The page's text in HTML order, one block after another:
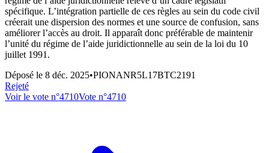
spécifique. L’intégration partielle de ces règles au sein du code civil
créerait une dispersion des normes et une source de confusion, sans
améliorer l’accès au droit. Il apparaît donc préférable de maintenir
l’unité du régime de l’aide juridictionnelle au sein de la loi du 10
juillet 1991.
Déposé le 8 déc. 2025•PIONANR5L17BTC2191
Rejeté
Voir le vote n°4710Vote n°4710